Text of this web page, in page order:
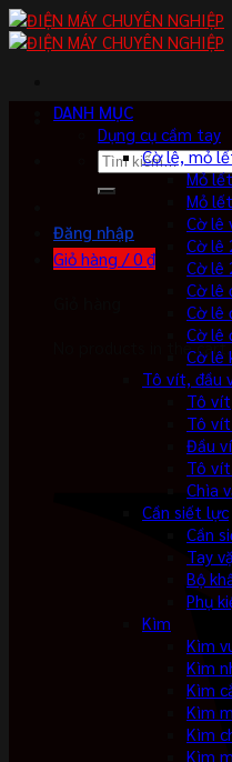
Skip
to
Tìm
kiếm:
Đăng nhập
Giỏ hàng /0 ₫
No products in the cart.
DANH MỤC
Dụng cụ cầm tay
Cờ lê, mỏ
Mỏ lết
Mỏ
Cờ lê
Cờ lê
Cờ lê
Cờ lê
Cờ lê
Cờ lê
Cờ lê
Tô vít, đầu
Tô vít
Tô
Đầu
Tô
Chìa
Cần siết lực
Cần
Tay
Bộ
Phụ
Kìm
Kìm
Kìm
Kìm
Kìm
Kìm
Kìm